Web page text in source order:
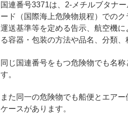
国連番号3371は、2-メチルブタナ
ード（国際海上危険物規程）での
運送基準等を定める告示、航空機
る容器・包装の方法や品名、分類
同じ国連番号をもつ危険物でも名
す。
また同一の危険物でも船便とエア
ケースがあります。